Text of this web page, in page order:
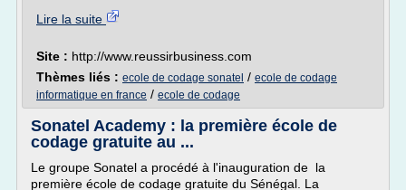
Lire la suite
Site : http://www.reussirbusiness.com
Thèmes liés : ecole de codage sonatel / ecole de codage
informatique en france / ecole de codage
Sonatel Academy : la première école de
codage gratuite au ...
Le groupe Sonatel a procédé à l'inauguration de la
première école de codage gratuite du Sénégal. La